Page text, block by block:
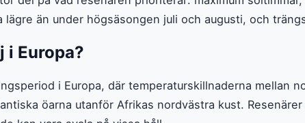
än under högsäsongen juli och augusti, och
i Europa?
i Europa, där temperaturskillnaderna
öarna utanför Afrikas nordvästra kust.